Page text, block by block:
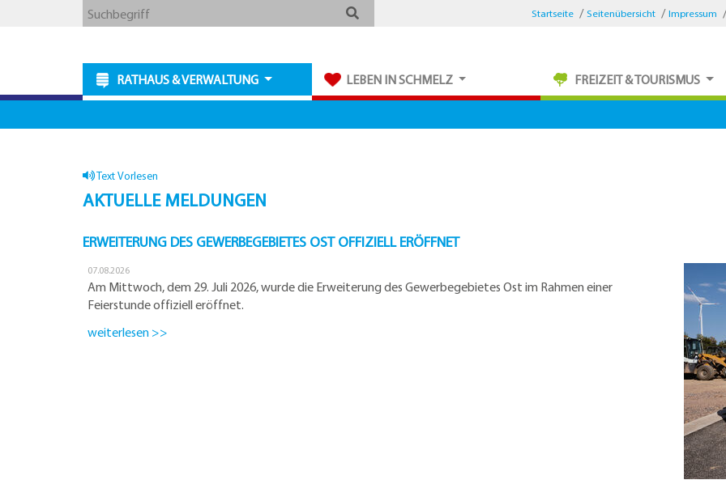
Webseite
Suchbegriff Startseite Seitenübersicht Impressum
RATHAUS & VERWALTUNG LEBEN IN SCHMELZ FREIZEIT & TOURISMUS
Text Vorlesen
AKTUELLE MELDUNGEN
ERWEITERUNG DES GEWERBEGEBIETES OST OFFIZIELL ERÖFFNET
07.08.2026
Am Mittwoch, dem 29. Juli 2026, wurde die Erweiterung des Gewerbegebietes Ost im Rahmen einer
Feierstunde offiziell eröffnet.
weiterlesen >>